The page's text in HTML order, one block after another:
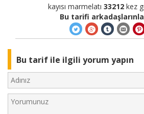
kayısı marmelatı 33212 kez
Bu tarifi
Bu tarif ile ilgili yorum yapın